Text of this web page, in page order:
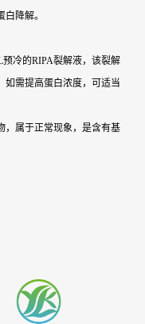
降解。
预冷的RIPA裂解液，该裂解
如需提高蛋白浓度，可适当
，属于正常现象，是含有基